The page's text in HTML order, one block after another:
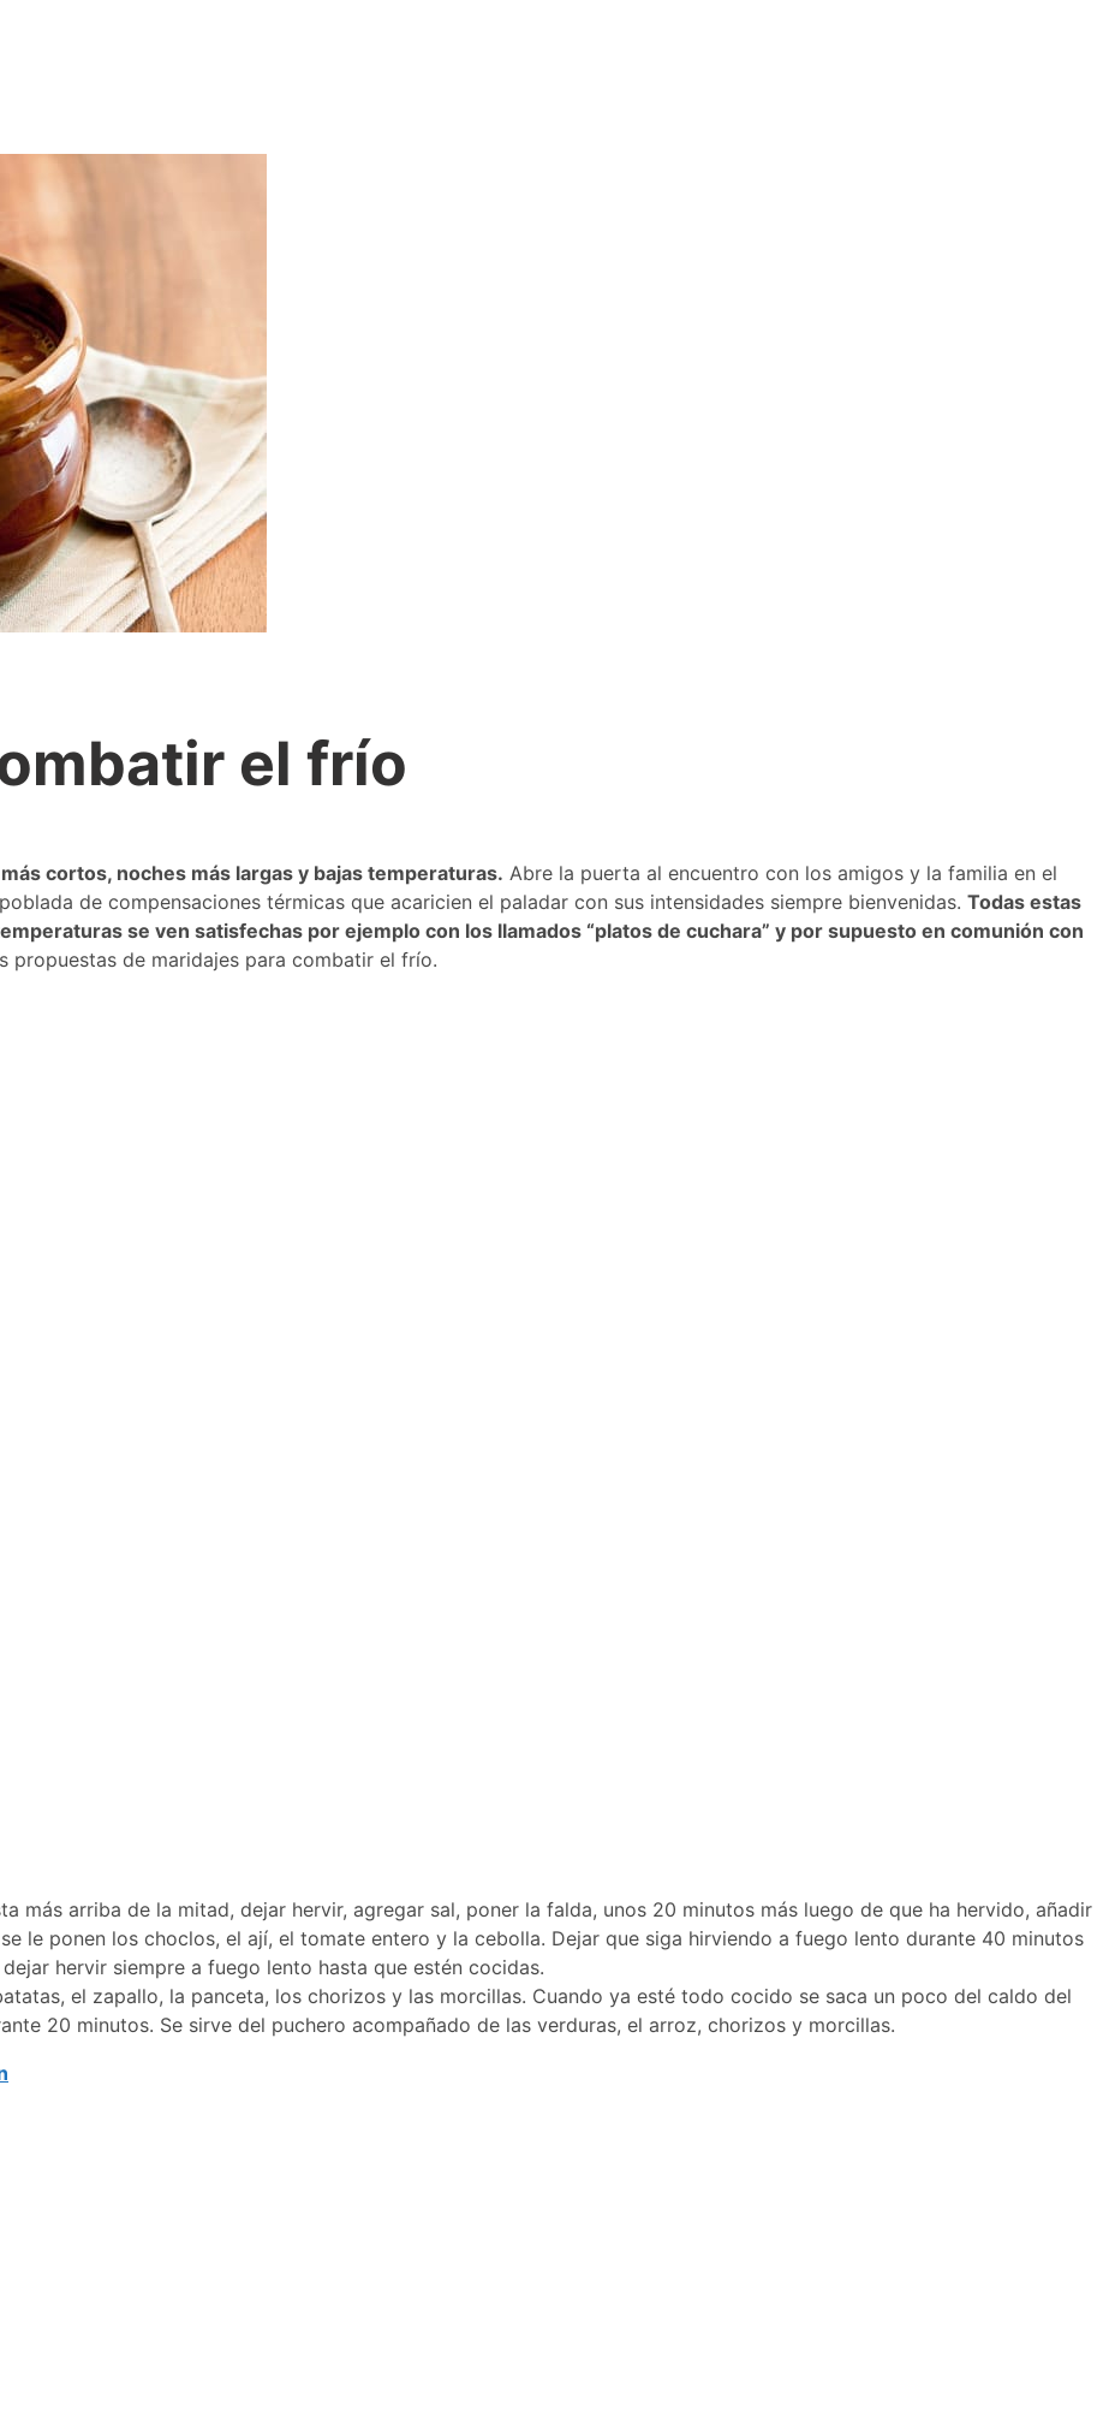
el frío
cortos, noches más largas y bajas temperaturas. Abre la puerta al encuentro con los amigos y la familia en el
de compensaciones térmicas que acaricien el paladar con sus intensidades siempre bienvenidas. Todas estas
se ven satisfechas por ejemplo con los llamados “platos de cuchara” y por supuesto en comunión con
propuestas de maridajes para combatir el frío.
más arriba de la mitad, dejar hervir, agregar sal, poner la falda, unos 20 minutos más luego de que ha hervido, añadir
le ponen los choclos, el ají, el tomate entero y la cebolla. Dejar que siga hirviendo a fuego lento durante 40 minutos
hervir siempre a fuego lento hasta que estén cocidas.
el zapallo, la panceta, los chorizos y las morcillas. Cuando ya esté todo cocido se saca un poco del caldo del
20 minutos. Se sirve del puchero acompañado de las verduras, el arroz, chorizos y morcillas.